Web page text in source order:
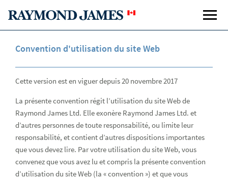
Convention d'utilisation du site Web
Cette version est en viguer depuis 20 novembre 2017
La présente convention régit l’utilisation du site Web de
Raymond James Ltd. Elle exonère Raymond James Ltd. et
d’autres personnes de toute responsabilité, ou limite leur
responsabilité, et contient d’autres dispositions importantes
que vous devez lire. Par votre utilisation du site Web, vous
convenez que vous avez lu et compris la présente convention
d’utilisation du site Web (la « convention ») et que vous